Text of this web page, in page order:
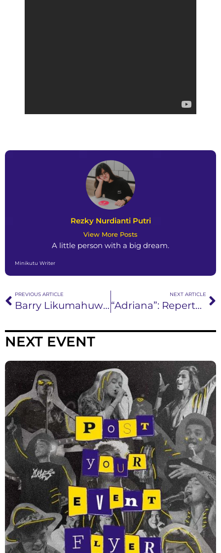
Rezky Nurdianti Putri
View More Posts
A little person with a big dream.
Minikutu Writer
PREVIOUS ARTICLE
Barry Likumahuwa & The Rhythm Service Merilis Single ’24 Moments’, Mencoba Memainkan Sample Musisi Jazz Lokal
NEXT ARTICLE
“Adriana”: Repertoar Indah Berisi Rasa Cinta dan Berbagai Nasihat Ibunda Agatha Pricilla
NEXT EVENT